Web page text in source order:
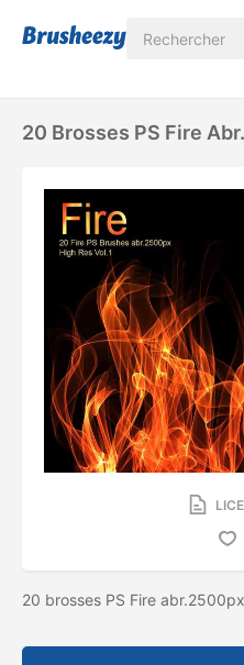
20 Brosses PS Fire
20 brosses PS Fire